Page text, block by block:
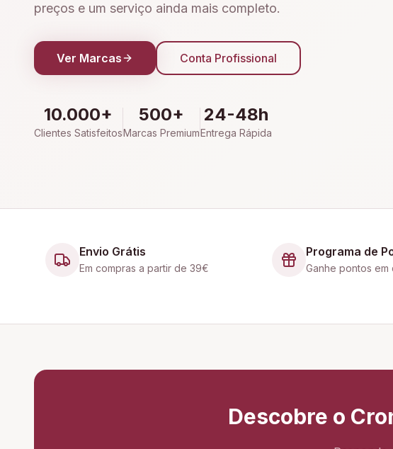
preços e um serviço ainda mais completo.
Ver Marcas Conta Profissional
10.000+
Clientes Satisfeitos
500+
Marcas Premium
24-48h
Entrega Rápida
Envio Grátis
Em compras a partir de 39€
Programa de
Ganhe pontos em
Descobre o